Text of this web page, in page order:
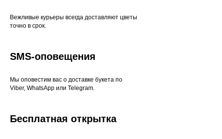
Вежливые курьеры всегда доставляют цветы
точно в срок.
SMS-оповещения
Мы оповестим вас о доставке букета по
Viber, WhatsApp или Telegram.
Бесплатная открытка